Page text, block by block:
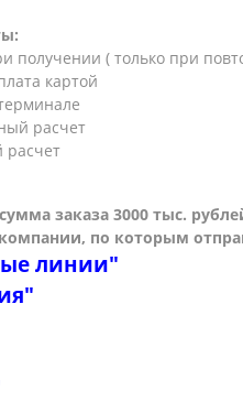
получении ( только при
картой
расчет
заказа 3000 тыс.
по которым о
линии"